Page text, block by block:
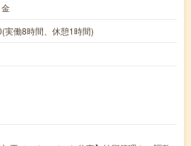
実働8時間、休憩1時間)